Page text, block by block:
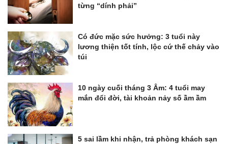
từng “dính phải”
Có đức mặc sức hưởng: 3 tuổi này
lương thiện tốt tính, lộc cứ thế chảy vào
túi
10 ngày cuối tháng 3 Âm: 4 tuổi may
mắn đổi đời, tài khoản nảy số ầm ầm
5 sai lầm khi nhận, trả phòng khách sạn